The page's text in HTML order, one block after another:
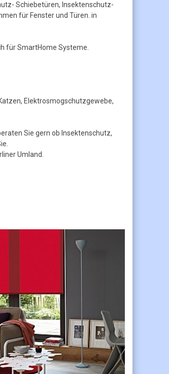
Schiebetüren, Insektenschutz-
für Fenster und Türen. in
für SmartHome Systeme.
Elektrosmogschutzgewebe,
Sie gern ob Insektenschutz,
Umland.